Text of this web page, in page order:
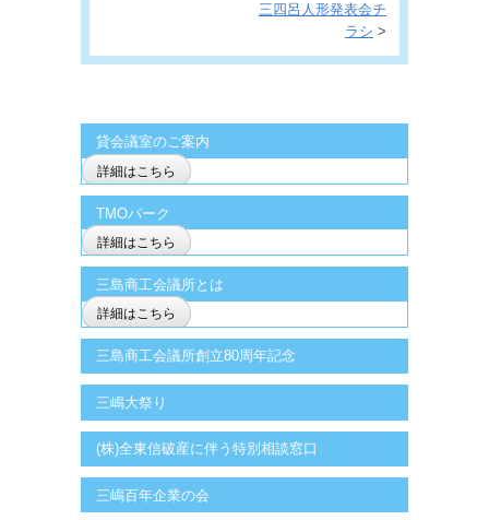
三四呂人形発表会チ
ラシ >
貸会議室のご案内
詳細はこちら
TMOパーク
詳細はこちら
三島商工会議所とは
詳細はこちら
三島商工会議所創立80周年記念
三嶋大祭り
(株)全東信破産に伴う特別相談窓口
三嶋百年企業の会